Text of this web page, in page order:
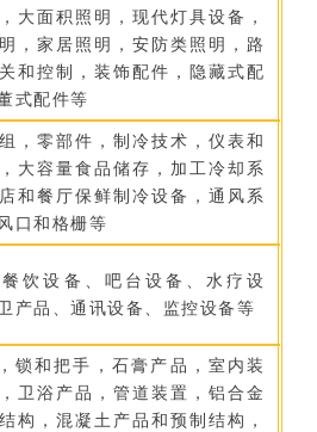
大面积照明，现代灯具设备，
，家居照明，安防类照明，路
和控制，装饰配件，隐藏式配
式配件等
，零部件，制冷技术，仪表和
大容量食品储存，加工冷却系
和餐厅保鲜制冷设备，通风系
口和格栅等
饮设备、吧台设备、水疗设
产品、通讯设备、监控设备等
锁和把手，石膏产品，室内装
卫浴产品，管道装置，铝合金
构，混凝土产品和预制结构，